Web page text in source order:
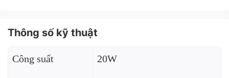
Thông số kỹ thuật
Công suất 20W